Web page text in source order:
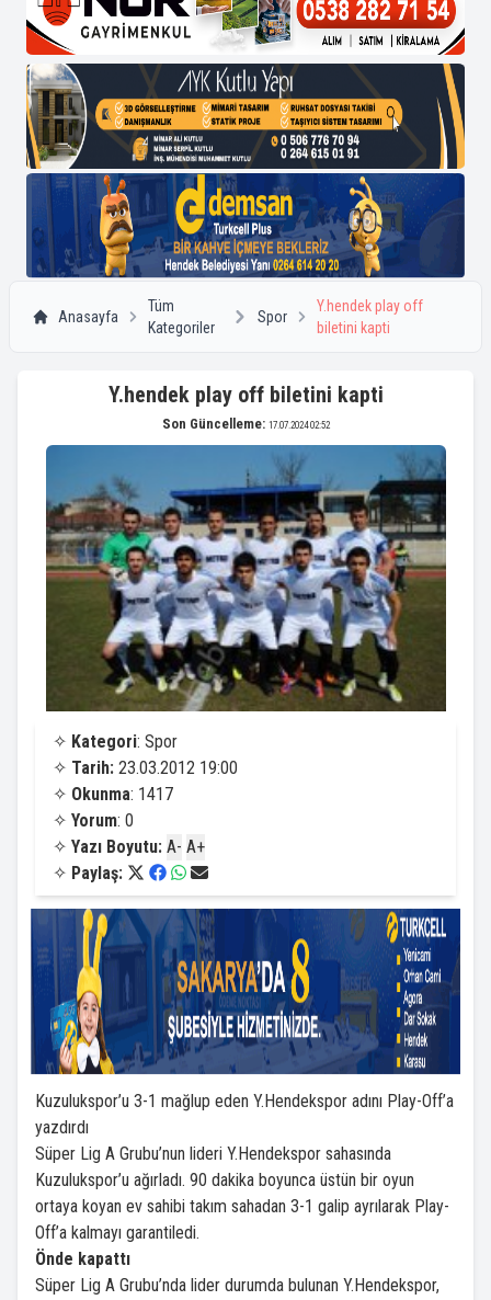
Anasayfa
Tüm
Kategoriler
Spor
Y.hendek play off
biletini kapti
Y.hendek play off biletini kapti
Son Güncelleme: 17.07.2024 02:52
✧ Kategori: Spor
✧ Tarih: 23.03.2012 19:00
✧ Okunma: 1417
✧ Yorum: 0
✧ Yazı Boyutu: A- A+
✧ Paylaş:
Kuzulukspor’u 3-1 mağlup eden Y.Hendekspor adını Play-Off’a
yazdırdı
Süper Lig A Grubu’nun lideri Y.Hendekspor sahasında
Kuzulukspor’u ağırladı. 90 dakika boyunca üstün bir oyun
ortaya koyan ev sahibi takım sahadan 3-1 galip ayrılarak Play-
Off’a kalmayı garantiledi.
Önde kapattı
Süper Lig A Grubu’nda lider durumda bulunan Y.Hendekspor,